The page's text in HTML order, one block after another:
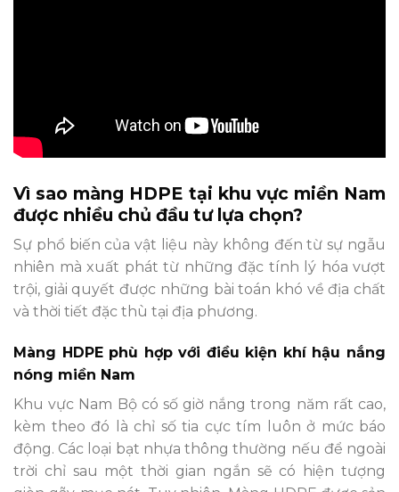
Vì sao màng HDPE tại khu vực miền Nam
được nhiều chủ đầu tư lựa chọn?
Sự phổ biến của vật liệu này không đến từ sự ngẫu
nhiên mà xuất phát từ những đặc tính lý hóa vượt
trội, giải quyết được những bài toán khó về địa chất
và thời tiết đặc thù tại địa phương.
Màng HDPE phù hợp với điều kiện khí hậu nắng
nóng miền Nam
Khu vực Nam Bộ có số giờ nắng trong năm rất cao,
kèm theo đó là chỉ số tia cực tím luôn ở mức báo
động. Các loại bạt nhựa thông thường nếu để ngoài
trời chỉ sau một thời gian ngắn sẽ có hiện tượng